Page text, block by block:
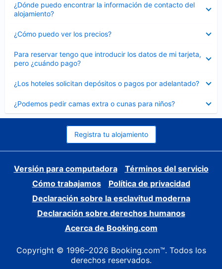
¿Dónde puedo encontrar la información de contacto del
alojamiento?
cerrado
¿Cómo puedo ver los precios?
cerrado
Para reservar tengo que introducir los datos de mi tarjeta,
pero ¿cuándo pago?
cerrado
¿Los hoteles solicitan depósitos o pagos por adelantado?
cerrado
¿Podemos pedir camas extra o cunas para niños?
cerrado
Registra tu alojamiento
Versión para computadora
Términos del servicio
Cómo trabajamos
Política de privacidad
Declaración sobre la esclavitud moderna
Declaración sobre derechos humanos
Acerca de Booking.com
Copyright © 1996–2026 Booking.com™. Todos los
derechos reservados.